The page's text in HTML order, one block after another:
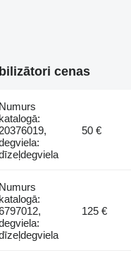
cenas
Numurs
katalogā:
20376019,
50 €
Numurs
katalogā:
125 €